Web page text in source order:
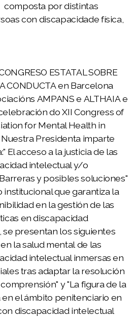
composta por distintas
con discapacidade física,
ESTATAL SOBRE
CONDUCTA en Barcelona
AMPANS e ALTHAIA e
do XII Congress of
for Mental Health in
Presidenta imparte
El acceso a la justicia de las
intelectual y/o
y posibles soluciones"
institucional que garantiza la
en la gestión de las
en discapacidad
se presentan los siguientes
la salud mental de las
intelectual inmersas en
tras adaptar la resolución
y "La figura de la
el ámbito penitenciario en
discapacidad intelectual
de Xénero e Muller
2022
IN.XURGA Violencia de
2024
IN.XURGA violencia de
2026
Terminoloxía
Fácil
Maiores Inclusiv@s